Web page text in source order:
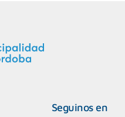
Seguinos en